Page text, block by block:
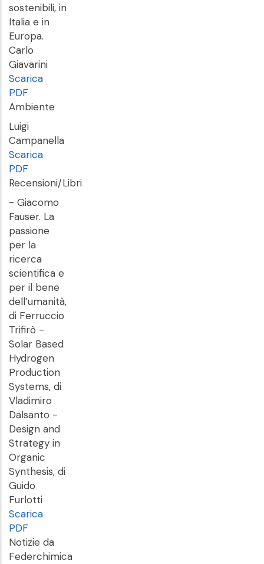
sostenibili, in
Italia e in
Europa.
Carlo
Giavarini
Scarica
PDF
Ambiente
Luigi
Campanella
Scarica
PDF
Recensioni/Libri
- Giacomo
Fauser. La
passione
per la
ricerca
scientifica e
per il bene
dell’umanità,
di Ferruccio
Trifirò -
Solar Based
Hydrogen
Production
Systems, di
Vladimiro
Dalsanto -
Design and
Strategy in
Organic
Synthesis, di
Guido
Furlotti
Scarica
PDF
Notizie da
Federchimica